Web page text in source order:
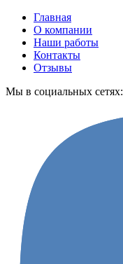
Главная
О компании
Наши работы
Контакты
Отзывы
Мы в социальных сетях: